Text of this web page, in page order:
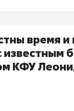
время и
известным
КФУ